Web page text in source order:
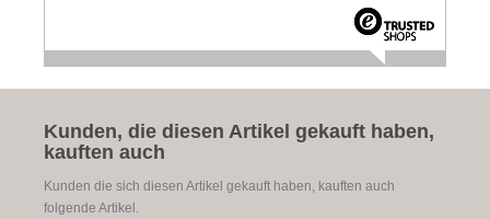
Kunden, die diesen Artikel gekauft haben,
kauften auch
Kunden die sich diesen Artikel gekauft haben, kauften auch
folgende Artikel.